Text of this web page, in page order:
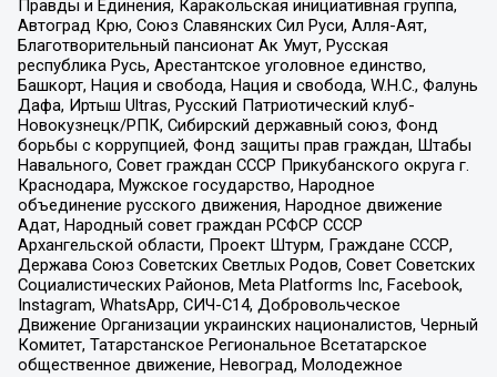
Правды и Единения, Каракольская инициативная группа,
Автоград Крю, Союз Славянских Сил Руси, Алля-Аят,
Благотворительный пансионат Ак Умут, Русская
республика Русь, Арестантское уголовное единство,
Башкорт, Нация и свобода, Нация и свобода, W.H.С., Фалунь
Дафа, Иртыш Ultras, Русский Патриотический клуб-
Новокузнецк/РПК, Сибирский державный союз, Фонд
борьбы с коррупцией, Фонд защиты прав граждан, Штабы
Навального, Совет граждан СССР Прикубанского округа г.
Краснодара, Мужское государство, Народное
объединение русского движения, Народное движение
Адат, Народный совет граждан РСФСР СССР
Архангельской области, Проект Штурм, Граждане СССР,
Держава Союз Советских Светлых Родов, Совет Советских
Социалистических Районов, Meta Platforms Inc, Facebook,
Instagram, WhatsApp, СИЧ-С14, Добровольческое
Движение Организации украинских националистов, Черный
Комитет, Татарстанское Региональное Всетатарское
общественное движение, Невоград, Молодежное